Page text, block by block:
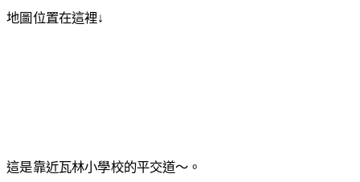
地圖位置在這裡↓
這是靠近瓦林小學校的平交道～。